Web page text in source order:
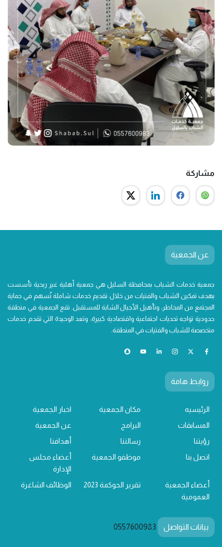
مشاركة
عن الجمعية
جمعية خدمات الشباب بمحافظة السليل هي جمعية أهلية غير ربحية تأسست
بهدف تمكين الشباب والفتيات من خلال تقديم خدمات شاملة تُسهم في حماية
المجتمع من المخاطر، وتأهيل الأجيال الشابة للمستقبل. تقع الجمعية في منطقة
حدودية تواجه تحديات اجتماعية واقتصادية كبيرة، وتعد الوحيدة التي تقدم خدمات
متخصصة للشباب والفتيات في المنطقة.
روابط هامة
الرئيسيه مكان الجمعية
اخبار الجمعية
المسابقات
البرامج
عن الجمعية
رؤيتنا
رسالتنا
أهدافنا
اتصل بنا
موظفو الجمعية
أعضاء مجلس
الإدارة
أعضاء الجمعية
العمومية
تقرير الحوكمة 2023 الوظائف الشاغرة
بيانات التواصل 0557600983